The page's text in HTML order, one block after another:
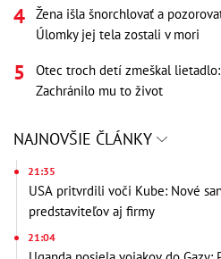
Žena išla šnorchlovať a
Úlomky jej tela zostali v mori
Otec troch detí zmeškal
Zachránilo mu to život
NAJNOVŠIE ČLÁNKY
21:35
USA pritvrdili voči Kube: Nové
predstaviteľov aj firmy
21:04